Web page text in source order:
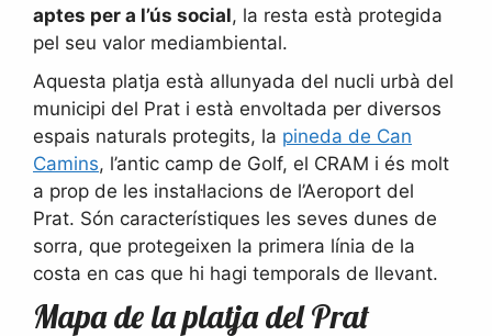
aptes per a l’ús social, la resta està protegida
pel seu valor mediambiental.
Aquesta platja està allunyada del nucli urbà del
municipi del Prat i està envoltada per diversos
espais naturals protegits, la pineda de Can
Camins, l’antic camp de Golf, el CRAM i és molt
a prop de les instal·lacions de l’Aeroport del
Prat. Són característiques les seves dunes de
sorra, que protegeixen la primera línia de la
costa en cas que hi hagi temporals de llevant.
Mapa de la platja del Prat